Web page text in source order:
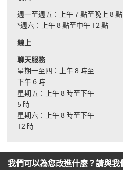
週一至週五：上午 7 點至晚上 8 點
*週六：上午 8 點至中午 12 點
線上
聊天服務
星期一至四：上午 8 時至
下午 6 時
星期五：上午 8 時至下午
5 時
星期六：上午 8 時至下午
12 時
我們可以為您改進什麼？請與我